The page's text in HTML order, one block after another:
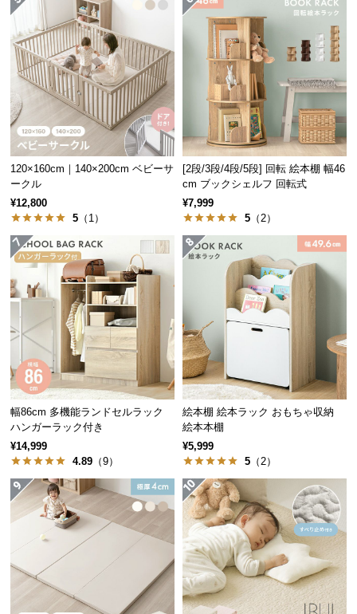
情
報
120×160cm｜140×200cm ベビーサ
ークル
¥12,800
5 （1）
[2段/3段/4段/5段] 回転 絵本棚 幅46
cm ブックシェルフ 回転式
¥7,999
5 （2）
幅86cm 多機能ランドセルラック
ハンガーラック付き
¥14,999
4.89 （9）
絵本棚 絵本ラック おもちゃ収納
絵本本棚
¥5,999
5 （2）